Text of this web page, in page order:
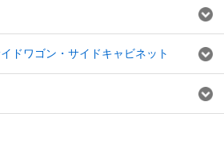
ドワゴン・サイドキャビネット